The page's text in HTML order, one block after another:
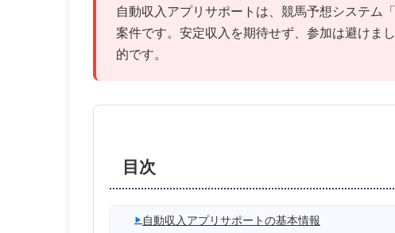
自動収入アプリサポートは、競馬予想システム
案件です。安定収入を期待せず、参加は避けま
的です。
目次
自動収入アプリサポートの基本情報